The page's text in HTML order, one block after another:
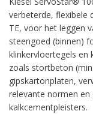
verbeterde, flexibele
TE, voor het leggen
steengoed (binnen)
klinkervloertegels en
zoals stortbeton
gipskartonplaten,
relevante normen en
kalkcementpleisters.